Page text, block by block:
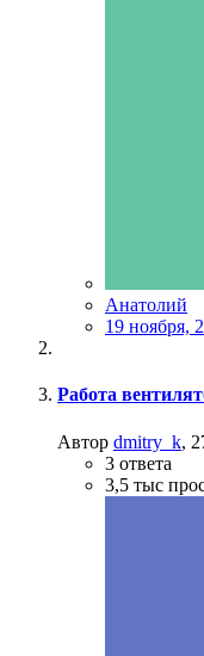
Анатолий
19 ноября,
Работа
Автор dmitry_k,
3 ответа
3,5 тыс